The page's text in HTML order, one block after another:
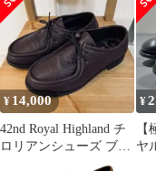
¥ 14,000
42nd Royal Highland チ
ロリアンシューズ ブラ
¥
ヤ